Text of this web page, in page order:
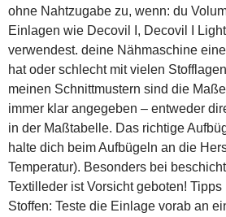
ohne Nahtzugabe zu, wenn: du
Einlagen wie Decovil I, Decovil I
verwendest. deine Nähmaschine
hat oder schlecht mit vielen
meinen Schnittmustern sind die
immer klar angegeben – entweder
in der Maßtabelle. Das richtige
halte dich beim Aufbügeln an die
Temperatur). Besonders bei
Textilleder ist Vorsicht geboten!
Stoffen: Teste die Einlage vorab an